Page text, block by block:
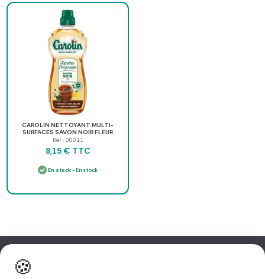
CAROLIN NETTOYANT MULTI-
SURFACES SAVON NOIR FLEUR
D'ORANGER - 1 l
Réf : 00011
8,15 € TTC
En stock - En stock
Information
🍪